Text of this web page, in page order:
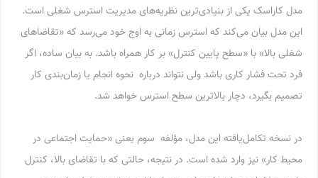
مدل کاراسک یکی از بنیادی‌ترین نظریه‌های مدیریت استرس شغلی است.
این مدل بیان می‌کند که استرس زمانی به اوج خود می‌رسد که «تقاضاهای
شغلی بالا» با «سطح پایین کنترل» بر کار همراه باشد. به بیان ساده، اگر
فرد تحت فشار کاری باشد ولی نتواند درباره نحوه انجام یا زمان‌بندی کار
تصمیم بگیرد، دچار بالاترین سطح استرس خواهد شد.
در نسخه تکامل‌یافته این مدل، مؤلفه سوم یعنی «حمایت اجتماعی در
محیط کار» نیز وارد شده است. در نتیجه، حالتی که با تقاضای بالا، کنترل